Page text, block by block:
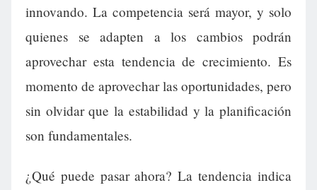
innovando. La competencia será mayor, y solo
quienes se adapten a los cambios podrán
aprovechar esta tendencia de crecimiento. Es
momento de aprovechar las oportunidades, pero
sin olvidar que la estabilidad y la planificación
son fundamentales.
¿Qué puede pasar ahora? La tendencia indica